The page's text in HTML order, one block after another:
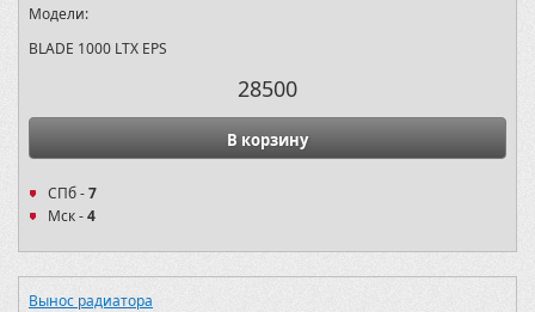
Модели:
BLADE 1000 LTX EPS
28500
В корзину
СПб -7
Мск -4
Вынос радиатора